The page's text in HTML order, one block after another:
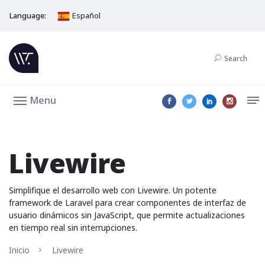
Language: Español
Search
Menu
Livewire
Simplifique el desarrollo web con Livewire. Un potente
framework de Laravel para crear componentes de interfaz de
usuario dinámicos sin JavaScript, que permite actualizaciones
en tiempo real sin interrupciones.
Inicio
Livewire